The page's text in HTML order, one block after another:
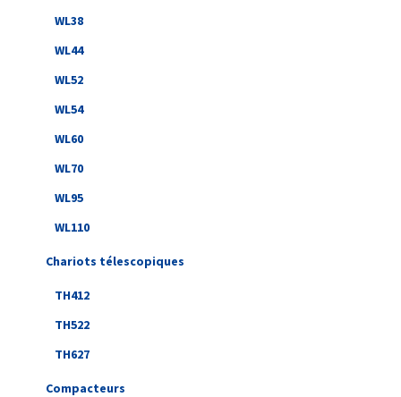
WL38
WL44
WL52
WL54
WL60
WL70
WL95
WL110
Chariots télescopiques
TH412
TH522
TH627
Compacteurs